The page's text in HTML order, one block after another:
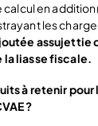
calcul en
les
assujettie
liasse fiscale.
à retenir pour
?